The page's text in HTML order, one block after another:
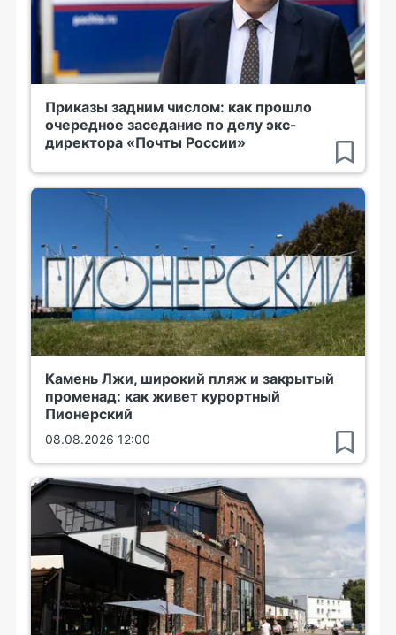
Приказы задним числом: как прошло
очередное заседание по делу экс-
директора «Почты России»
Камень Лжи, широкий пляж и закрытый
променад: как живет курортный
Пионерский
08.08.2026 12:00